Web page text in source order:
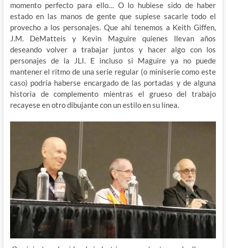
momento perfecto para ello… O lo hubiese sido de haber
estado en las manos de gente que supiese sacarle todo el
provecho a los personajes. Que ahí tenemos a Keith Giffen,
J.M. DeMatteis y Kevin Maguire quienes llevan años
deseando volver a trabajar juntos y hacer algo con los
personajes de la JLI. E incluso si Maguire ya no puede
mantener el ritmo de una serie regular (o miniserie como este
caso) podría haberse encargado de las portadas y de alguna
historia de complemento mientras el grueso del trabajo
recayese en otro dibujante con un estilo en su línea.